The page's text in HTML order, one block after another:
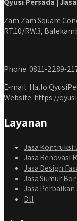
Zam Zam Square
RT.10/RW.3,
Phone: 0821-2289-
E-mail:
Website: https://
Layanan
Jasa Kontruksi
Jasa Renovasi
Jasa Design
Jasa Sumur Bor
Jasa Perbaikan
Dll